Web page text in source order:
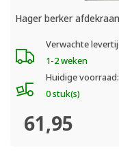
Hager berker
Verwachte
1-2 weken
Huidige voorraad:
0 stuk(s)
61,95